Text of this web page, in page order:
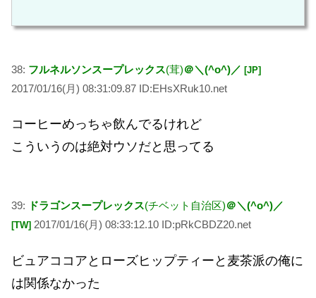
38: フルネルソンスープレックス(茸)＠＼(^o^)／ [JP]
2017/01/16(月) 08:31:09.87 ID:EHsXRuk10.net
コーヒーめっちゃ飲んでるけれど
こういうのは絶対ウソだと思ってる
39: ドラゴンスープレックス(チベット自治区)＠＼(^o^)／
[TW] 2017/01/16(月) 08:33:12.10 ID:pRkCBDZ20.net
ビュアココアとローズヒップティーと麦茶派の俺に
は関係なかった